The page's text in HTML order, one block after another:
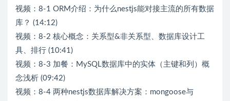
视频：8-1 ORM介绍：为什么nestjs能对接主流的所有数据
库？ (14:12)
视频：8-2 核心概念：关系型&非关系型、数据库设计工
具、排行 (10:41)
视频：8-3 加餐：MySQL数据库中的实体（主键和列）概
念浅析 (09:42)
视频：8-4 两种nestjs数据库解决方案：mongoose与